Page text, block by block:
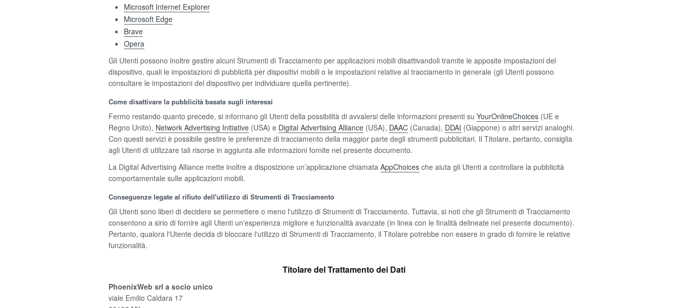
Microsoft Internet Explorer
Microsoft Edge
Brave
Opera
Gli Utenti possono inoltre gestire alcuni Strumenti di Tracciamento per applicazioni mobili disattivandoli tramite le apposite impostazioni del
dispositivo, quali le impostazioni di pubblicità per dispositivi mobili o le impostazioni relative al tracciamento in generale (gli Utenti possono
consultare le impostazioni del dispositivo per individuare quella pertinente).
Come disattivare la pubblicità basata sugli interessi
Fermo restando quanto precede, si informano gli Utenti della possibilità di avvalersi delle informazioni presenti su YourOnlineChoices (UE e
Regno Unito), Network Advertising Initiative (USA) e Digital Advertising Alliance (USA), DAAC (Canada), DDAI (Giappone) o altri servizi analoghi.
Con questi servizi è possibile gestire le preferenze di tracciamento della maggior parte degli strumenti pubblicitari. Il Titolare, pertanto, consiglia
agli Utenti di utilizzare tali risorse in aggiunta alle informazioni fornite nel presente documento.
La Digital Advertising Alliance mette inoltre a disposizione un’applicazione chiamata AppChoices che aiuta gli Utenti a controllare la pubblicità
comportamentale sulle applicazioni mobili.
Conseguenze legate al rifiuto dell'utilizzo di Strumenti di Tracciamento
Gli Utenti sono liberi di decidere se permettere o meno l'utilizzo di Strumenti di Tracciamento. Tuttavia, si noti che gli Strumenti di Tracciamento
consentono a sirio di fornire agli Utenti un'esperienza migliore e funzionalità avanzate (in linea con le finalità delineate nel presente documento).
Pertanto, qualora l'Utente decida di bloccare l'utilizzo di Strumenti di Tracciamento, il Titolare potrebbe non essere in grado di fornire le relative
funzionalità.
Titolare del Trattamento dei Dati
PhoenixWeb srl a socio unico
viale Emilio Caldara 17